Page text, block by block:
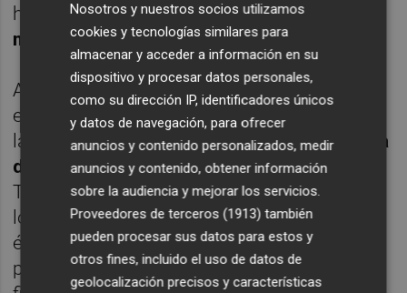
han querido ser protagonistas.En muchos
momentos hay que ser prácticos"
Además, el jugador del Levante se refirió al
esfuerzo físico durante esta primera fase de
la pretemporada. "Vamos acumulando carga
de trabajo ahora,que es de lo que se trata.
Toca sufrir, aunque a todos nos gusta ganar
los partidos aunque sean amistosos. Es
época de sufrir y es un ciclo que hay que
pasar, cuanto antes lo pasemos mejor",
Nosotros y nuestros socios utilizamos
cookies y tecnologías similares para
almacenar y acceder a información en su
dispositivo y procesar datos personales,
como su dirección IP, identificadores únicos
y datos de navegación, para ofrecer
anuncios y contenido personalizados, medir
anuncios y contenido, obtener información
sobre la audiencia y mejorar los servicios.
Proveedores de terceros (1913) también
pueden procesar sus datos para estos y
otros fines, incluido el uso de datos de
geolocalización precisos y características